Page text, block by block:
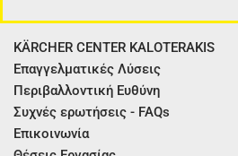
KÄRCHER CENTER KALOTERAKIS
Επαγγελματικές Λύσεις
Περιβαλλοντική Ευθύνη
Συχνές ερωτήσεις - FAQs
Επικοινωνία